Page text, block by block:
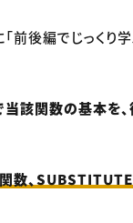
前後編でじっく
当該関数の基本を
数、